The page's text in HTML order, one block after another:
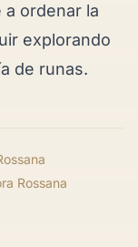
ordenar la
explorando
de runas.
Rossana